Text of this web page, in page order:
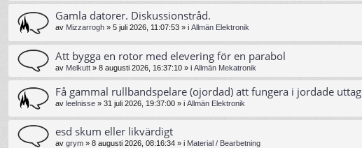
Gamla datorer. Diskussionstråd.
av Mizzarrogh » 5 juli 2026, 11:07:53 » i Allmän Elektronik
Att bygga en rotor med elevering för en parabol
av Melkutt » 8 augusti 2026, 16:37:10 » i Allmän Mekatronik
Få gammal rullbandspelare (ojordad) att fungera i jordade uttag
av leelnisse » 31 juli 2026, 19:37:00 » i Allmän Elektronik
esd skum eller likvärdigt
av grym » 8 augusti 2026, 08:16:34 » i Material / Bearbetning